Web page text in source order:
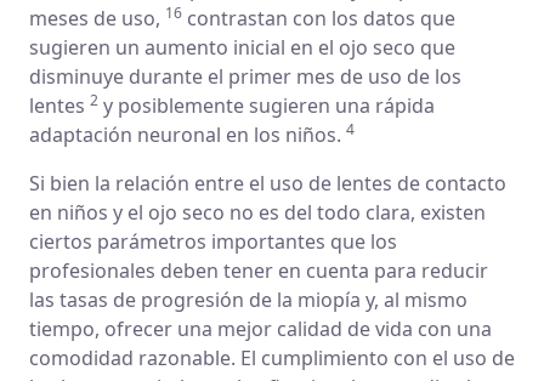
meses de uso, 16 contrastan con los datos que
sugieren un aumento inicial en el ojo seco que
disminuye durante el primer mes de uso de los
lentes 2 y posiblemente sugieren una rápida
adaptación neuronal en los niños. 4
Si bien la relación entre el uso de lentes de contacto
en niños y el ojo seco no es del todo clara, existen
ciertos parámetros importantes que los
profesionales deben tener en cuenta para reducir
las tasas de progresión de la miopía y, al mismo
tiempo, ofrecer una mejor calidad de vida con una
comodidad razonable. El cumplimiento con el uso de